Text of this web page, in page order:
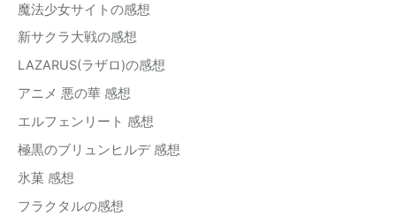
魔法少女サイトの感想
新サクラ大戦の感想
LAZARUS(ラザロ)の感想
アニメ 悪の華 感想
エルフェンリート 感想
極黒のブリュンヒルデ 感想
氷菓 感想
フラクタルの感想